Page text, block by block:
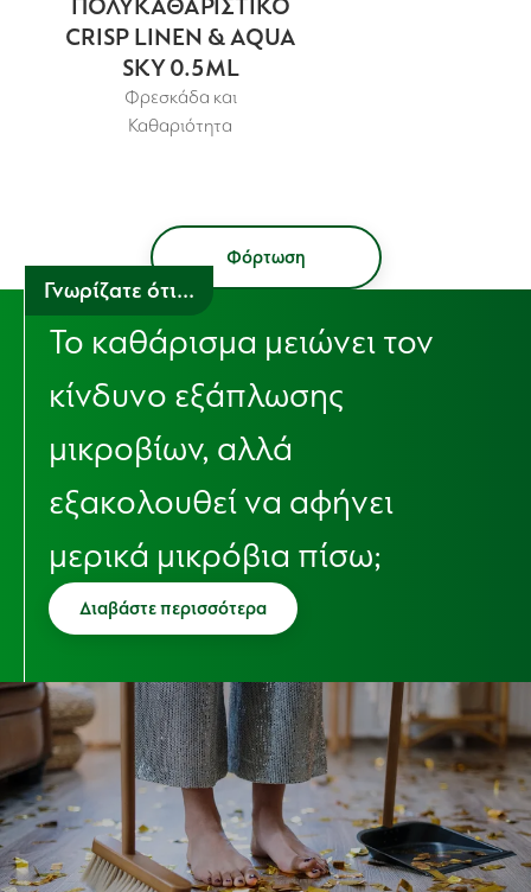
ΠΟΛΥΚΑΘΑΡΙΣΤΙΚΟ
CRISP LINEN & AQUA
SKY 0.5ML
Φρεσκάδα και
Καθαριότητα
Φόρτωση
Γνωρίζατε ότι...
Το καθάρισμα μειώνει τον
κίνδυνο εξάπλωσης
μικροβίων, αλλά
εξακολουθεί να αφήνει
μερικά μικρόβια πίσω;
Διαβάστε περισσότερα